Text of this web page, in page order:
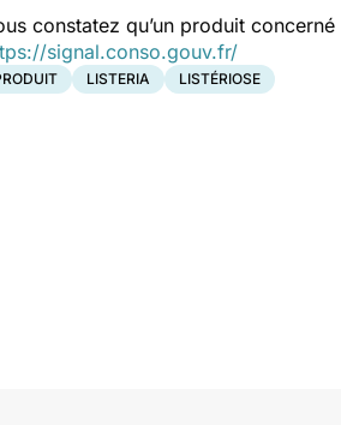
constatez qu’un produit
signal.conso.gouv.fr/
LISTERIA LISTÉRIOSE